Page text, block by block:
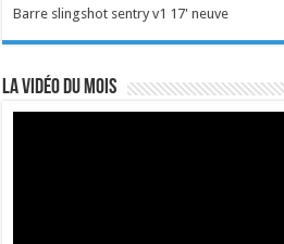
Barre slingshot sentry v1 17' neuve
La vidéo du mois